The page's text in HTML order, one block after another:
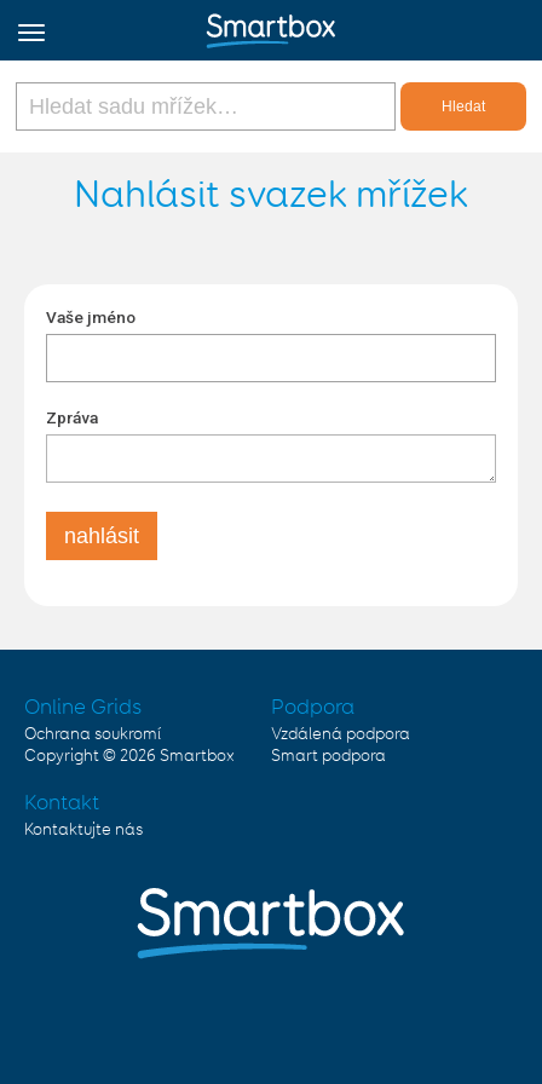
Online Grids
Nahlásit svazek mřížek
Vaše jméno
Zpráva
Online Grids
Ochrana soukromí
Copyright © 2026 Smartbox
Podpora
Vzdálená podpora
Smart podpora
Kontakt
Kontaktujte nás